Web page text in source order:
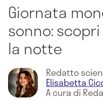
Giornata
sonno:
la notte
Redatto
Elisabetta
A cura di